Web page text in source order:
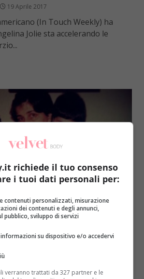
19 Aprile 2017
(In Touch Weekly) ha
Jolie sta accelerando le
anni di coma: la famiglia non
la spina
3 Aprile 2017
di potassio l’aveva fatta cadere in
La famiglia non ha mai...
richiede il tuo consenso
i tuoi dati personali per:
contenuti personalizzati, misurazione
dei contenuti e degli annunci,
pubblico, sviluppo di servizi
su dispositivo e/o accedervi
verranno trattati da 327 partner e le